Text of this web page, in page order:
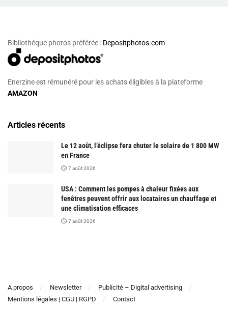
Bibliothèque photos préférée : Depositphotos.com
Enerzine est rémunéré pour les achats éligibles à la plateforme
AMAZON
Articles récents
Le 12 août, l’éclipse fera chuter le solaire de 1 800 MW
en France
7 août 2026
USA : Comment les pompes à chaleur fixées aux
fenêtres peuvent offrir aux locataires un chauffage et
une climatisation efficaces
7 août 2026
A propos Newsletter
Publicité – Digital advertising
Mentions légales | CGU | RGPD
Contact